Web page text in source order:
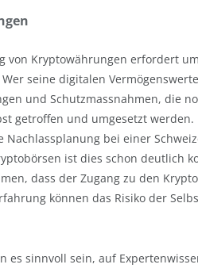
von Kryptowährungen erfordert
seine digitalen
und Schutzmassnahmen, die
getroffen und umgesetzt
Nachlassplanung bei einer
ist dies schon deutlich
dass der Zugang zu den
können das Risiko der
es sinnvoll sein, auf